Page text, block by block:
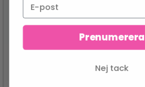
Prenumerera
Nej tack